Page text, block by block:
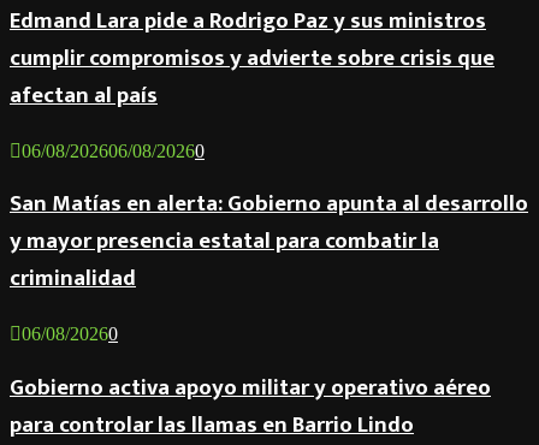
Edmand Lara pide a Rodrigo Paz y sus ministros
cumplir compromisos y advierte sobre crisis que
afectan al país
06/08/202606/08/20260
San Matías en alerta: Gobierno apunta al desarrollo
y mayor presencia estatal para combatir la
criminalidad
06/08/20260
Gobierno activa apoyo militar y operativo aéreo
para controlar las llamas en Barrio Lindo